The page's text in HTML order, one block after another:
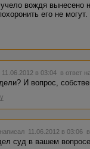
вождя вынесено
его не
в 03:04 в ответ
И вопрос,
написал 11.06.2012 в 03:06
суд в вашем